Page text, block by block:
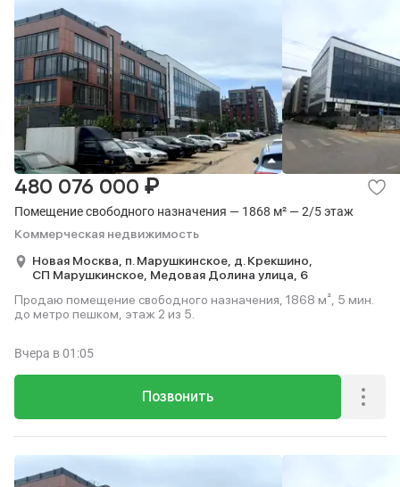
Помещение свободного назначения — 1868 м² — 2/5 этаж
Коммерческая недвижимость
480 076 000 ₽
Новая Москва, п. Марушкинское, д. Крекшино,
СП Марушкинское, Медовая Долина улица, 6
Продаю помещение свободного назначения, 1868 м², 5 мин.
до метро пешком, этаж 2 из 5.
Позвонить
Вчера в 01:05